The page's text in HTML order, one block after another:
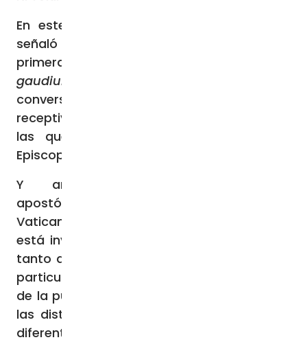
En este sentido, el profesor de Teología
señaló que «incluso el Papa Francisco en su
primera Exhortación apostólica
gaudium
conversión del papado, que lo haría más
receptivo a otras peticiones, especialmente
las que provienen de las Conferencias
Episcopales».
Y añadió que la constitución
apostólica
Vaticano II afirma que «el sucesor de Pedro
está investido de la tarea de ser guardián
tanto de la unidad como de la variedad. En
particular, al servicio de la comunicación y
de la puesta en común de las riquezas que
las distintas Iglesias, situadas en latitudes
diferentes, pueden aportar al bien de la